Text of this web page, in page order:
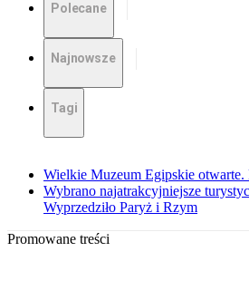
Polecane
Najnowsze
Tagi
Wielkie Muzeum Egipskie otwarte.
Wybrano najatrakcyjniejsze
Wyprzedziło Paryż i Rzym
Promowane treści